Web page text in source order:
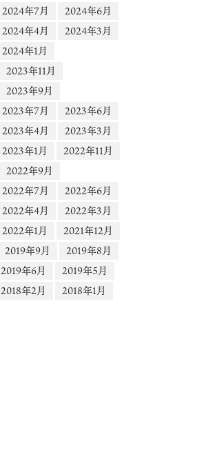
2024年7月
2024年6月
2024年4月
2024年3月
2024年1月
2023年11月
2023年9月
2023年7月
2023年6月
2023年4月
2023年3月
2023年1月
2022年11月
2022年9月
2022年7月
2022年6月
2022年4月
2022年3月
2022年1月
2021年12月
2019年9月
2019年8月
2019年6月
2019年5月
2018年2月
2018年1月